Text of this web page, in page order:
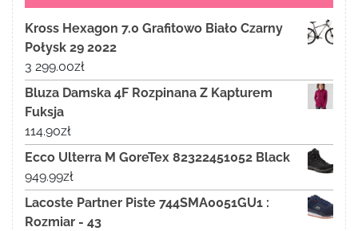
Kross Hexagon 7.0 Grafitowo Biało Czarny
Połysk 29 2022
3 299.00zł
Bluza Damska 4F Rozpinana Z Kapturem
Fuksja
114.90zł
Ecco Ulterra M GoreTex 82322451052 Black
949.99zł
Lacoste Partner Piste 744SMA0051GU1 :
Rozmiar - 43